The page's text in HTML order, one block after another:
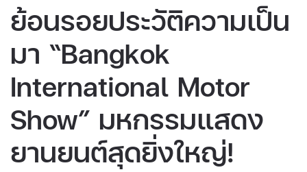
ย้อนรอยประวัติความเป็น
มา “Bangkok
International Motor
Show” มหกรรมแสดง
ยานยนต์สุดยิ่งใหญ่!